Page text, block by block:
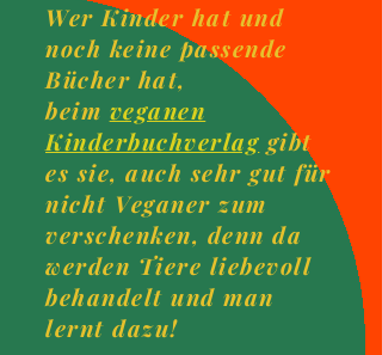
Wer Kinder hat und
noch keine passende
Bücher hat,
beim veganen
Kinderbuchverlag gibt
es sie, auch sehr gut für
nicht Veganer zum
verschenken, denn da
werden Tiere liebevoll
behandelt und man
lernt dazu!